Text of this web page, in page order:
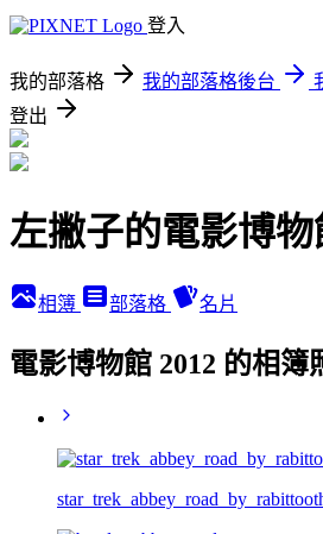
登入
我的部落格 我的部落格後台
登出
左撇子的電影博物
相簿 部落格 名片
電影博物館 2012 的相簿